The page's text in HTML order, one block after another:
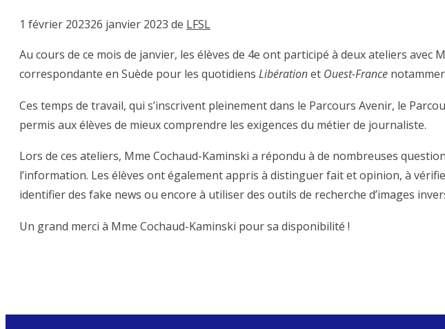
1 février 202326 janvier 2023 de LFSL
Au cours de ce mois de janvier, les élèves de 4e ont participé à deux ateliers avec
correspondante en Suède pour les quotidiens Libérationet Ouest-France
Ces temps de travail, qui s’inscrivent pleinement dans le Parcours Avenir, le
permis aux élèves de mieux comprendre les exigences du métier de journaliste.
Lors de ces ateliers, Mme Cochaud-Kaminski a répondu à de nombreuses
l’information. Les élèves ont également appris à distinguer fait et opinion, à
identifier des fake news ou encore à utiliser des outils de recherche d’images
Un grand merci à Mme Cochaud-Kaminski pour sa disponibilité !